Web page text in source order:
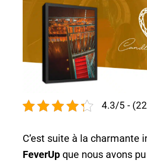
4.3/5 -
C’est suite à la charmante
FeverUpque nous avons